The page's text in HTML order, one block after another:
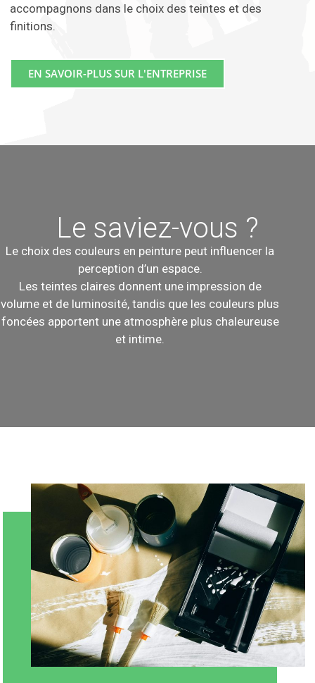
accompagnons dans le choix des teintes et des
finitions.
EN SAVOIR-PLUS SUR L'ENTREPRISE
Le saviez-vous ?
Le choix des couleurs en peinture peut influencer la
perception d’un espace.
Les teintes claires donnent une impression de
volume et de luminosité, tandis que les couleurs plus
foncées apportent une atmosphère plus chaleureuse
et intime.